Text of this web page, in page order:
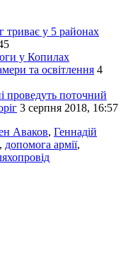
триває у 5 районах
у Копилах
та освітлення 4
проведуть поточний
3 серпня 2018, 16:57
Аваков, Геннадій
, допомога армії,